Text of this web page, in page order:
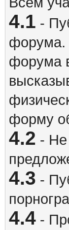
4.1 -
форума.
форума
форму
4.2 - Не
4.3 -
4.4-